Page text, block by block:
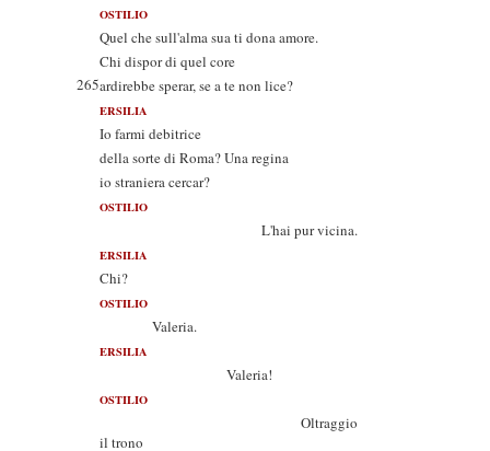
OSTILIO
Quel che sull'alma sua ti dona amore.
Chi dispor di quel core
265ardirebbe sperar, se a te non lice?
ERSILIA
Io farmi debitrice
della sorte di Roma? Una regina
io straniera cercar?
OSTILIO
L'hai pur vicina.
ERSILIA
Chi?
OSTILIO
Valeria.
ERSILIA
Valeria!
OSTILIO
Oltraggio
il trono